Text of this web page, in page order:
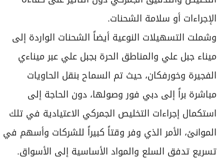
الإجراءات أو سلامة الشحنات.
وشملت التسهيلات النوعية أيضاً الشحنات الواردة إلى
ميناء جبل علي والمناطق الحرة بجبل علي عبر ميناءي
الفجيرة وخورفكان، حيث تم السماح بنقل الحاويات
مباشرة براً إلى دبي فور وصولها، دون الحاجة إلى
استكمال إجراءات التخليص الجمركي الاعتيادية في تلك
الموانئ، الأمر الذي وفر وقتاً كبيراً للشركات وأسهم في
تسريع تدفق السلع والمواد الأساسية إلى الأسواق.